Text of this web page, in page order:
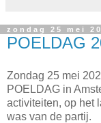
zondag 25 mei
POELDAG
Zondag 25 mei
POELDAG in
activiteiten, op het
was van de partij.